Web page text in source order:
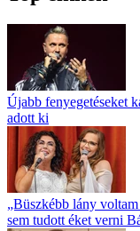
Újabb fenyegetéseket
adott ki
„Büszkébb lány
sem tudott éket verni